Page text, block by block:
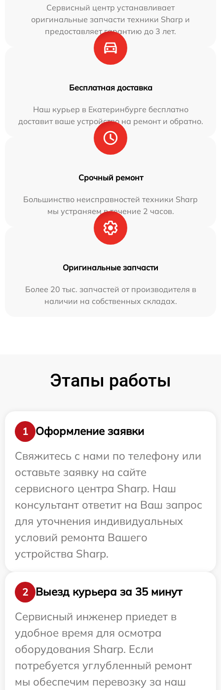
Сервисный центр устанавливает
оригинальные запчасти техники Sharp и
предоставляет гарантию до 3 лет.
Бесплатная доставка
Наш курьер в Екатеринбурге бесплатно
доставит ваше устройство на ремонт и обратно.
Срочный ремонт
Большинство неисправностей техники Sharp
мы устраняем в течение 2 часов.
Оригинальные запчасти
Более 20 тыс. запчастей от производителя в
наличии на собственных складах.
Этапы работы
1
Оформление заявки
Свяжитесь с нами по телефону или
оставьте заявку на сайте
сервисного центра Sharp. Наш
консультант ответит на Ваш запрос
для уточнения индивидуальных
условий ремонта Вашего
устройства Sharp.
2
Выезд курьера за 35 минут
Сервисный инженер приедет в
удобное время для осмотра
оборудования Sharp. Если
потребуется углубленный ремонт
мы обеспечим перевозку за наш